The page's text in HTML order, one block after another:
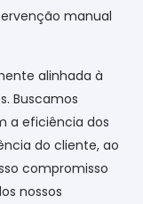
manual
alinhada à
Buscamos
a eficiência dos
do cliente, ao
compromisso
nossos